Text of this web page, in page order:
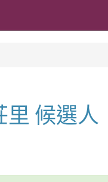
里 候選人